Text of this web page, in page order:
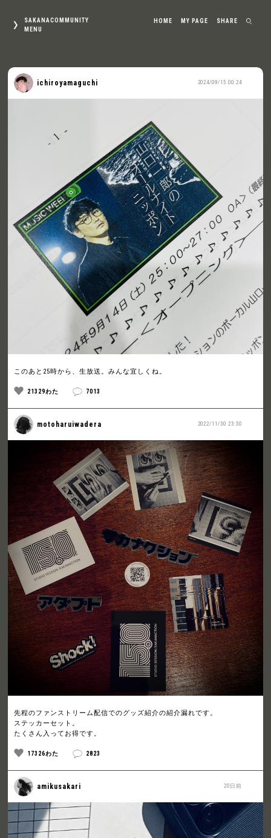
SAKANACOMMUNITY
MENU
HOME MY PAGE SHARE
2024/09/15 00:24
ichiroyamaguchi
このあと25時から、生放送。みんな宜しくね。
21329わた 7013
2022/11/30 23:50
motoharuiwadera
先程のファンストリーム配信でのグッズ紹介の紹介漏れです。
ステッカーセット。
たくさん入ってお得です。
17326わた 2823
20日前
amikusakari